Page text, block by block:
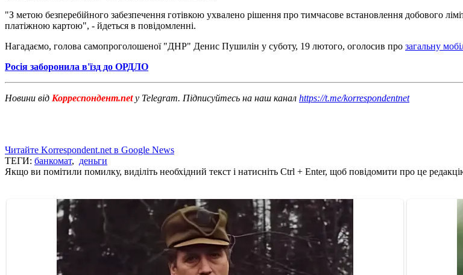
"З метою безперебійного забезпечення готівкою ухвалено рішення про тимчасове встановлення добового
платіжною картою", - йдеться в повідомленні.
Нагадаємо, голова самопроголошеної "ДНР" Денис Пушилін у суботу, 19 лютого, оголосив про загальну
Росія заборонила в'їзд до ОРДЛО
Новини від Корреспондент.netу Telegram. Підписуйтесь на наш канал https://t.me/korrespondentnet
Читайте Korrespondent.net в Google News
ТЕГИ: банкомат, деньги
Якщо ви помітили помилку, виділіть необхідний текст і натисніть Ctrl + Enter, щоб повідомити про це